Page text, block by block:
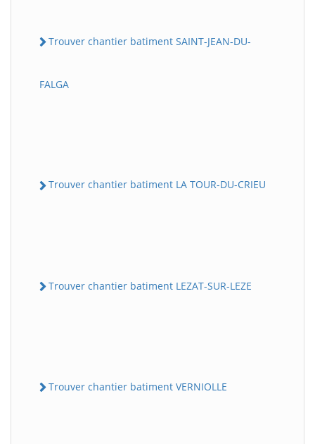
Trouver chantier batiment SAINT-JEAN-DU-
FALGA
Trouver chantier batiment LA TOUR-DU-CRIEU
Trouver chantier batiment LEZAT-SUR-LEZE
Trouver chantier batiment VERNIOLLE